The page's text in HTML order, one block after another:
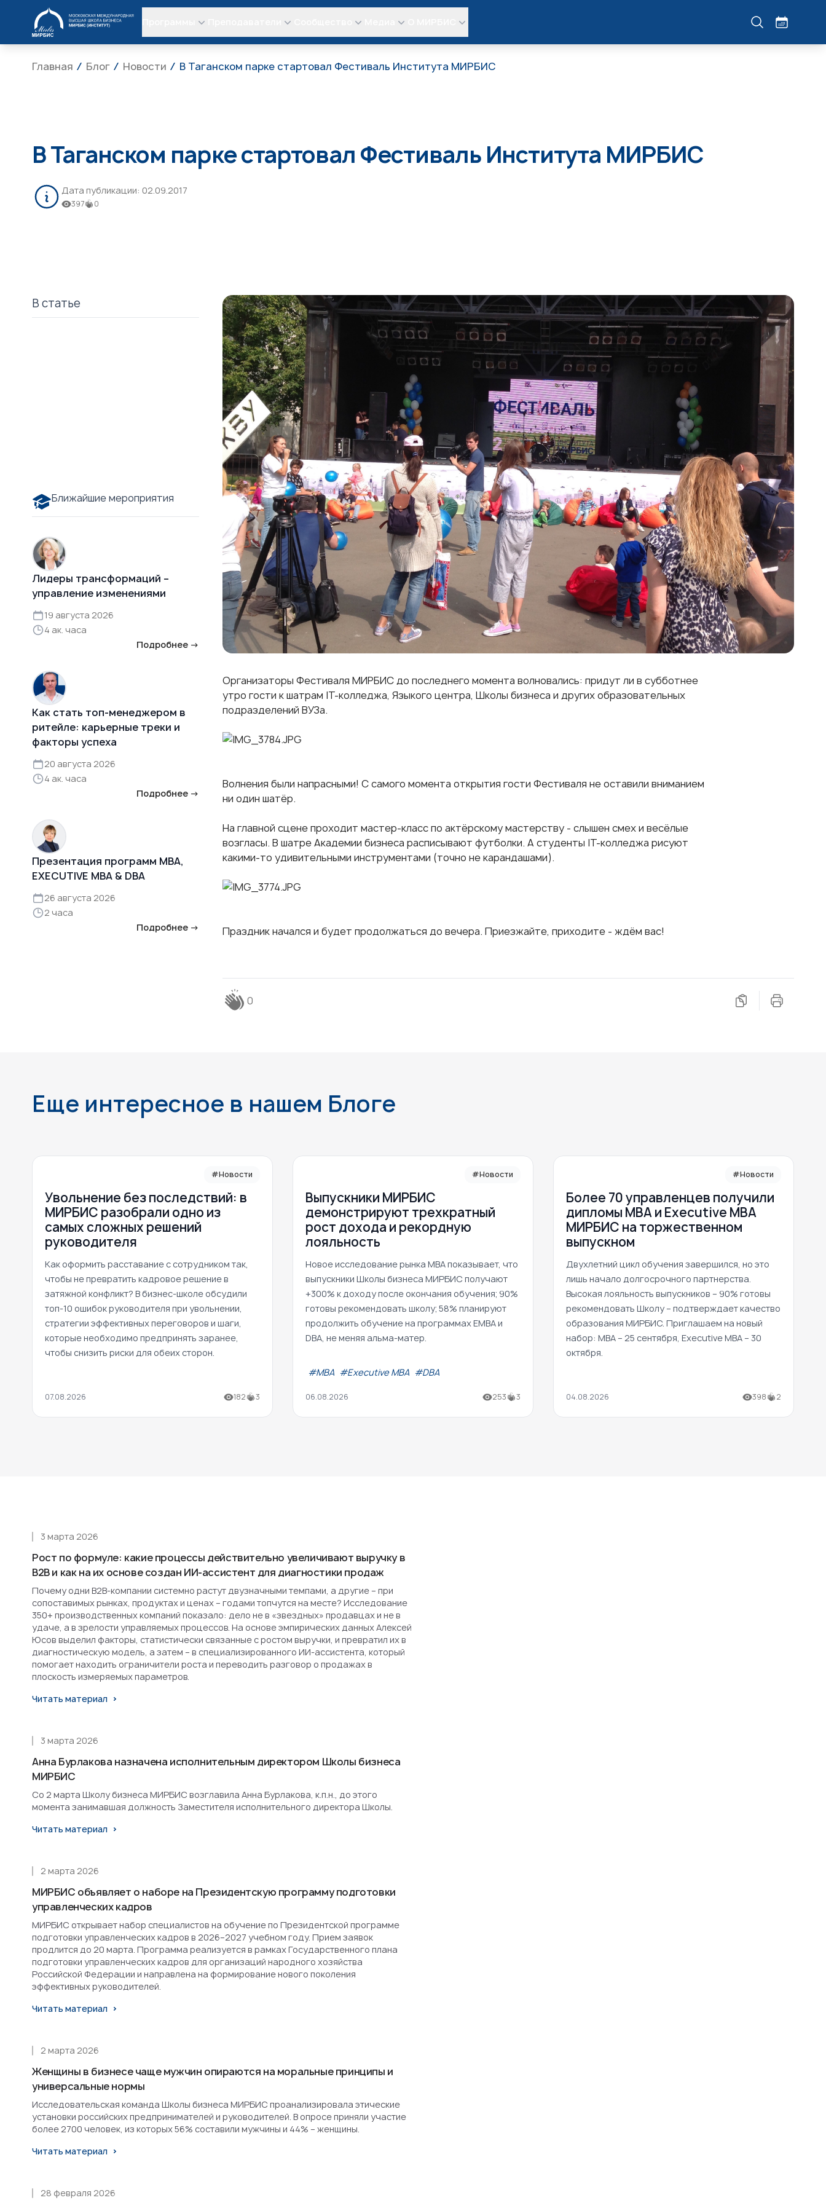
МИРБИС
Главная Блог Новости В Таганском парке стартовал Фестиваль Института МИРБИС
В Таганском парке стартовал Фестиваль Института МИРБИС
Дата публикации: 02.09.2017
397 0
В статье
Организаторы Фестиваля МИРБИС до последнего момента волновались: придут ли в субботнее
утро гости к шатрам IT-колледжа, Языкого центра, Школы бизнеса и других образовательных
подразделений ВУЗа.
Волнения были напрасными! С самого момента открытия гости Фестиваля не оставили вниманием
ни один шатёр.
На главной сцене проходит мастер-класс по актёрскому мастерству - слышен смех и весёлые
возгласы. В шатре Академии бизнеса расписывают футболки. А студенты IT-колледжа рисуют
какими-то удивительными инструментами (точно не карандашами).
Праздник начался и будет продолжаться до вечера. Приезжайте, приходите - ждём вас!
Ближайшие мероприятия
Лидеры трансформаций –
управление изменениями
19 августа 2026
4 ак. часа
Подробнее →
Как стать топ-менеджером в
ритейле: карьерные треки и
факторы успеха
20 августа 2026
4 ак. часа
Подробнее →
Презентация программ MBA,
EXECUTIVE MBA & DBA
26 августа 2026
2 часа
Подробнее →
0
Еще интересное в нашем Блоге
#Новости
Увольнение без последствий: в
МИРБИС разобрали одно из
самых сложных решений
руководителя
Как оформить расставание с сотрудником так,
чтобы не превратить кадровое решение в
затяжной конфликт? В бизнес-школе обсудили
топ-10 ошибок руководителя при увольнении,
стратегии эффективных переговоров и шаги,
которые необходимо предпринять заранее,
чтобы снизить риски для обеих сторон.
07.08.2026 182 3
#Новости
Выпускники МИРБИС
демонстрируют трехкратный
рост дохода и рекордную
лояльность
Новое исследование рынка MBA показывает, что
выпускники Школы бизнеса МИРБИС получают
+300% к доходу после окончания обучения; 90%
готовы рекомендовать школу; 58% планируют
продолжить обучение на программах EMBA и
DBA, не меняя альма-матер.
#МВА #Executive MBA #DBA
06.08.2026 253 3
#Новости
Более 70 управленцев получили
дипломы MBA и Executive MBA
МИРБИС на торжественном
выпускном
Двухлетний цикл обучения завершился, но это
лишь начало долгосрочного партнерства.
Высокая лояльность выпускников – 90% готовы
рекомендовать Школу – подтверждает качество
образования МИРБИС. Приглашаем на новый
набор: MBA – 25 сентября, Executive MBA – 30
октября.
04.08.2026 398 2
Рост по формуле: какие процессы действительно увеличивают выручку в
B2B и как на их основе создан ИИ-ассистент для диагностики продаж
3 марта 2026
Почему одни B2B-компании системно растут двузначными темпами, а другие – при
сопоставимых рынках, продуктах и ценах – годами топчутся на месте? Исследование
350+ производственных компаний показало: дело не в «звездных» продавцах и не в
удаче, а в зрелости управляемых процессов. На основе эмпирических данных Алексей
Юсов выделил факторы, статистически связанные с ростом выручки, и превратил их в
диагностическую модель, а затем – в специализированного ИИ-ассистента, который
помогает находить ограничители роста и переводить разговор о продажах в
плоскость измеряемых параметров.
Читать материал
Анна Бурлакова назначена исполнительным директором Школы бизнеса
МИРБИС
3 марта 2026
Со 2 марта Школу бизнеса МИРБИС возглавила Анна Бурлакова, к.п.н., до этого
момента занимавшая должность Заместителя исполнительного директора Школы.
Читать материал
МИРБИС объявляет о наборе на Президентскую программу подготовки
управленческих кадров
2 марта 2026
МИРБИС открывает набор специалистов на обучение по Президентской программе
подготовки управленческих кадров в 2026–2027 учебном году. Прием заявок
продлится до 20 марта. Программа реализуется в рамках Государственного плана
подготовки управленческих кадров для организаций народного хозяйства
Российской Федерации и направлена на формирование нового поколения
эффективных руководителей.
Читать материал
Женщины в бизнесе чаще мужчин опираются на моральные принципы и
универсальные нормы
2 марта 2026
Исследовательская команда Школы бизнеса МИРБИС проанализировала этические
установки российских предпринимателей и руководителей. В опросе приняли участие
более 2700 человек, из которых 56% составили мужчины и 44% – женщины.
Читать материал
28 февраля 2026